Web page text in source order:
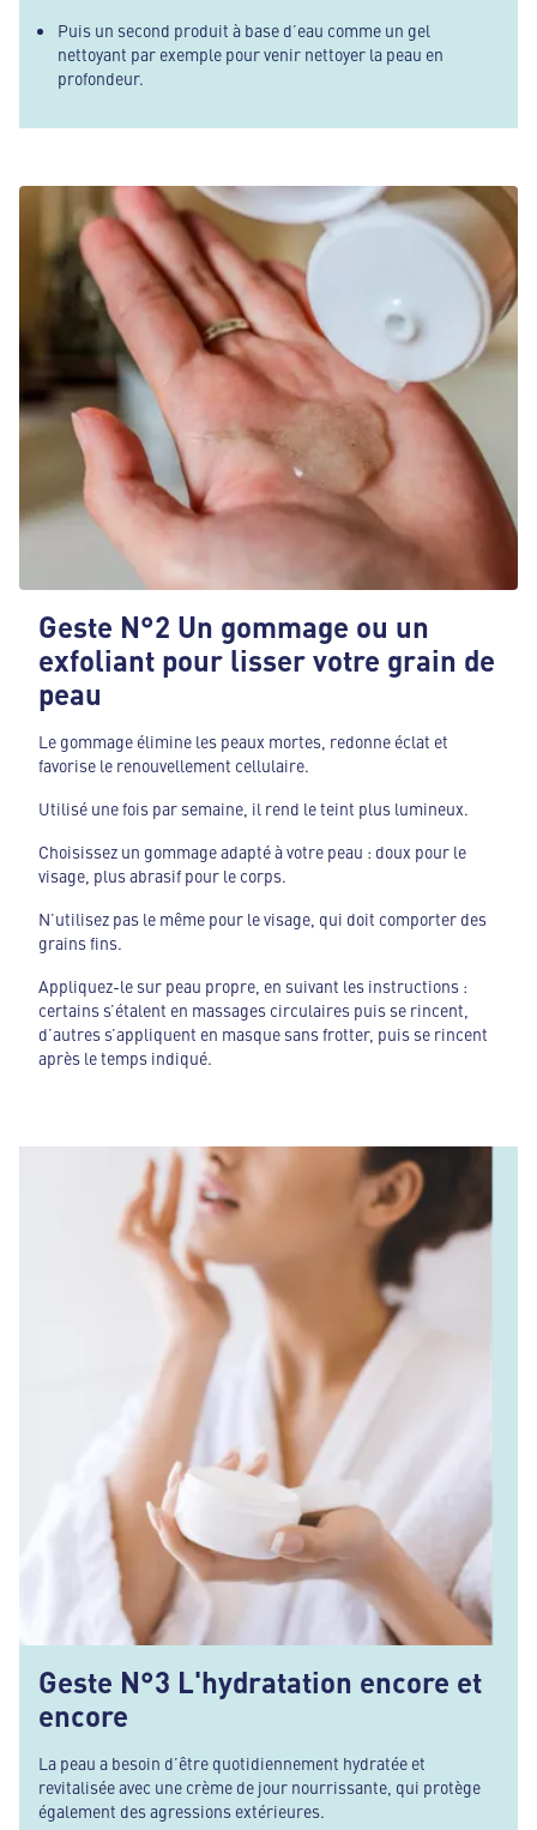
Puis un second produit à base d’eau comme un gel
nettoyant par exemple pour venir nettoyer la peau en
profondeur.
Geste N°2 Un gommage ou un
exfoliant pour lisser votre grain de
peau
Le gommage élimine les peaux mortes, redonne éclat et
favorise le renouvellement cellulaire.
Utilisé une fois par semaine, il rend le teint plus lumineux.
Choisissez un gommage adapté à votre peau : doux pour le
visage, plus abrasif pour le corps.
N’utilisez pas le même pour le visage, qui doit comporter des
grains fins.
Appliquez-le sur peau propre, en suivant les instructions :
certains s’étalent en massages circulaires puis se rincent,
d’autres s’appliquent en masque sans frotter, puis se rincent
après le temps indiqué.
Geste N°3 L'hydratation encore et
encore
La peau a besoin d’être quotidiennement hydratée et
revitalisée avec une crème de jour nourrissante, qui protège
également des agressions extérieures.